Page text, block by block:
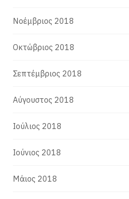
Νοέμβριος 2018
Οκτώβριος 2018
Σεπτέμβριος 2018
Αύγουστος 2018
Ιούλιος 2018
Ιούνιος 2018
Μάιος 2018